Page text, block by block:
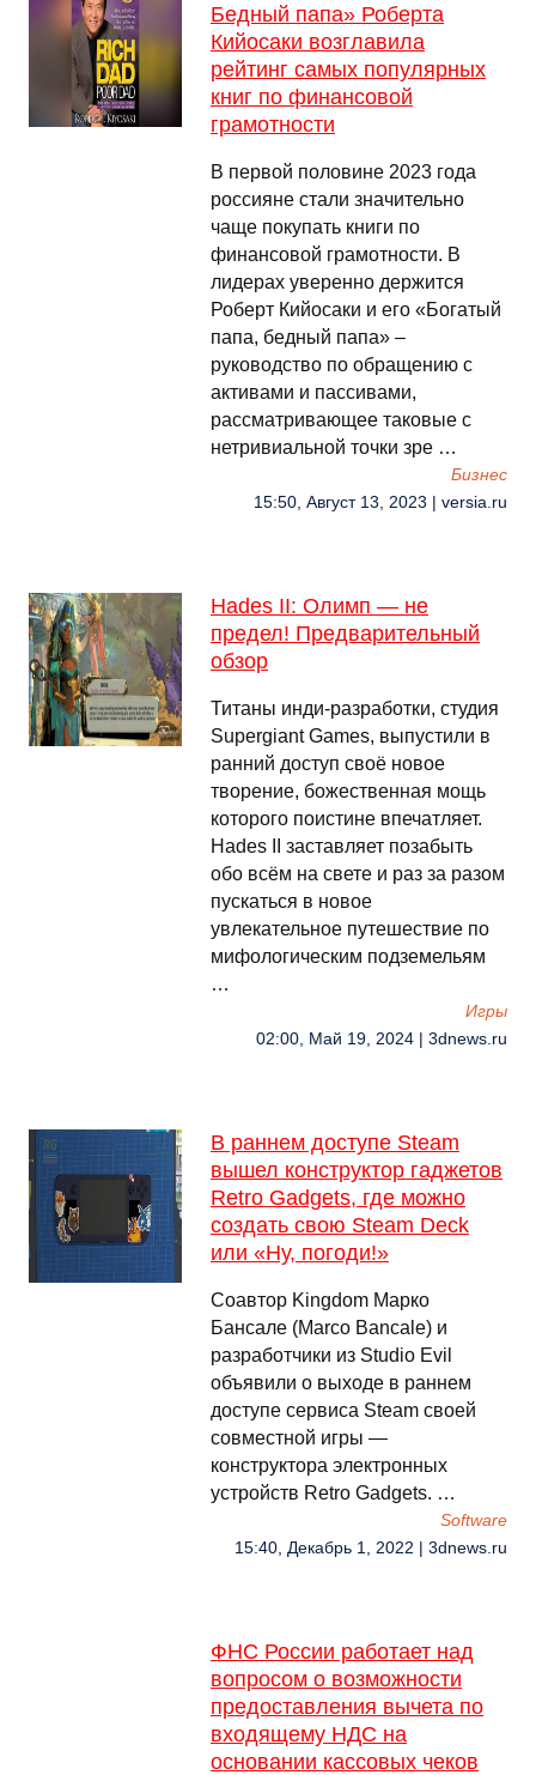
Бедный папа» Роберта
Кийосаки возглавила
рейтинг самых популярных
книг по финансовой
грамотности
В первой половине 2023 года
россияне стали значительно
чаще покупать книги по
финансовой грамотности. В
лидерах уверенно держится
Роберт Кийосаки и его «Богатый
папа, бедный папа» –
руководство по обращению с
активами и пассивами,
рассматривающее таковые с
нетривиальной точки зре …
Бизнес
15:50, Август 13, 2023 | versia.ru
Hades II: Олимп — не
предел! Предварительный
обзор
Титаны инди-разработки, студия
Supergiant Games, выпустили в
ранний доступ своё новое
творение, божественная мощь
которого поистине впечатляет.
Hades II заставляет позабыть
обо всём на свете и раз за разом
пускаться в новое
увлекательное путешествие по
мифологическим подземельям
…
Игры
02:00, Май 19, 2024 | 3dnews.ru
В раннем доступе Steam
вышел конструктор гаджетов
Retro Gadgets, где можно
создать свою Steam Deck
или «Ну, погоди!»
Соавтор Kingdom Марко
Бансале (Marco Bancale) и
разработчики из Studio Evil
объявили о выходе в раннем
доступе сервиса Steam своей
совместной игры —
конструктора электронных
устройств Retro Gadgets. …
Software
15:40, Декабрь 1, 2022 | 3dnews.ru
ФНС России работает над
вопросом о возможности
предоставления вычета по
входящему НДС на
основании кассовых чеков